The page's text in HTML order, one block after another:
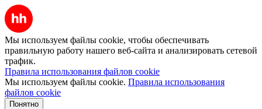
Мы используем файлы cookie, чтобы обеспечивать
правильную работу нашего веб-сайта и анализировать сетевой
трафик.
Правила использования файлов cookie
Мы используем файлы cookie. Правила использования
файлов cookie
Понятно